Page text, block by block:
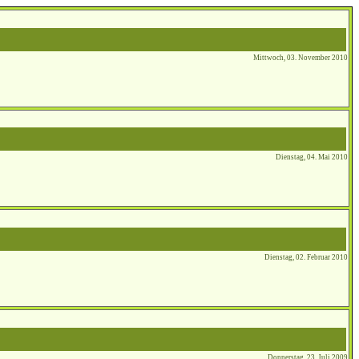
Mittwoch, 03. November 2010
Dienstag, 04. Mai 2010
Dienstag, 02. Februar 2010
Donnerstag, 23. Juli 2009